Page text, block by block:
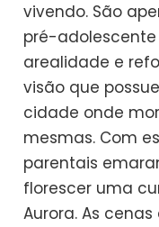
vivendo. São
pré-
arealidade e
visão que
cidade onde
mesmas. Com
parentais
florescer uma
Aurora. As